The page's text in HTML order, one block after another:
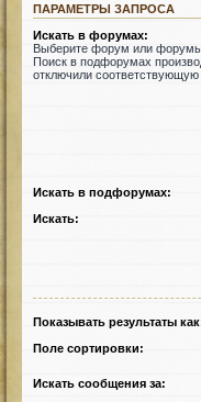
ПАРАМЕТРЫ ЗАПРОСА
Искать в форумах:
Выберите форум или
Поиск в подфорумах
отключили соответствующую
Искать в подфорумах:
Искать:
Показывать результаты
Поле сортировки:
Искать сообщения за: